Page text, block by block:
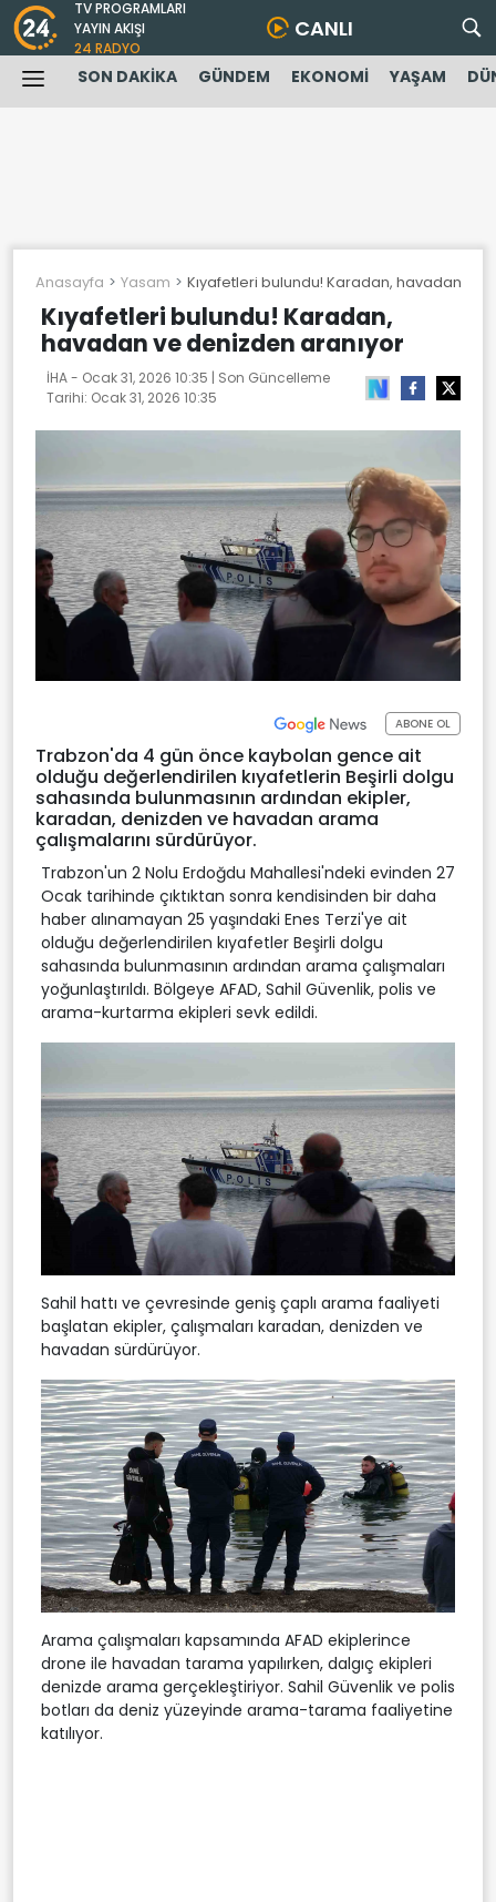
TV PROGRAMLARI
YAYIN AKIŞI
24 RADYO
CANLI
SON DAKİKA GÜNDEM EKONOMİ YAŞAM
Anasayfa Yasam Kıyafetleri bulundu! Karadan, havadan ve
Kıyafetleri bulundu! Karadan,
havadan ve denizden aranıyor
İHA - Ocak 31, 2026 10:35 | Son Güncelleme
Tarihi: Ocak 31, 2026 10:35
ABONE OL
Trabzon'da 4 gün önce kaybolan gence ait
olduğu değerlendirilen kıyafetlerin Beşirli dolgu
sahasında bulunmasının ardından ekipler,
karadan, denizden ve havadan arama
çalışmalarını sürdürüyor.
Trabzon'un 2 Nolu Erdoğdu Mahallesi'ndeki evinden 27
Ocak tarihinde çıktıktan sonra kendisinden bir daha
haber alınamayan 25 yaşındaki Enes Terzi'ye ait
olduğu değerlendirilen kıyafetler Beşirli dolgu
sahasında bulunmasının ardından arama çalışmaları
yoğunlaştırıldı. Bölgeye AFAD, Sahil Güvenlik, polis ve
arama-kurtarma ekipleri sevk edildi.
Sahil hattı ve çevresinde geniş çaplı arama faaliyeti
başlatan ekipler, çalışmaları karadan, denizden ve
havadan sürdürüyor.
Arama çalışmaları kapsamında AFAD ekiplerince
drone ile havadan tarama yapılırken, dalgıç ekipleri
denizde arama gerçekleştiriyor. Sahil Güvenlik ve polis
botları da deniz yüzeyinde arama-tarama faaliyetine
katılıyor.